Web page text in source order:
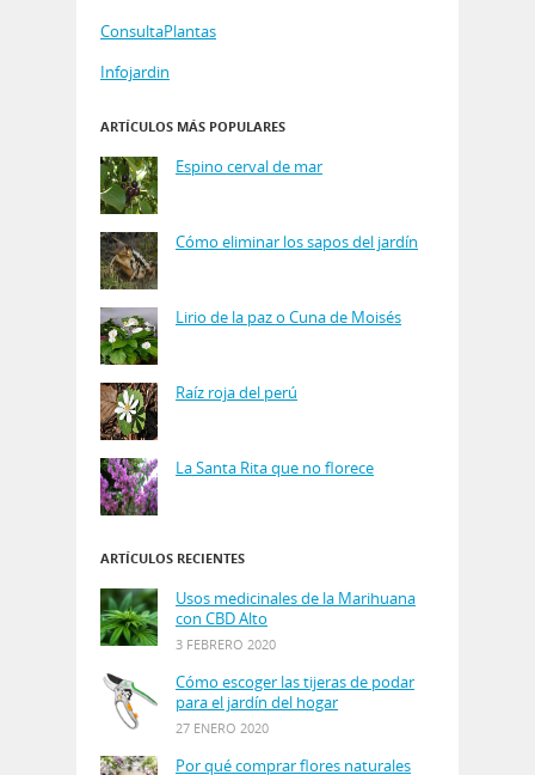
ConsultaPlantas
Infojardin
ARTÍCULOS MÁS POPULARES
Espino cerval de mar
Cómo eliminar los sapos del jardín
Lirio de la paz o Cuna de Moisés
Raíz roja del perú
La Santa Rita que no florece
ARTÍCULOS RECIENTES
Usos medicinales de la Marihuana
con CBD Alto
3 FEBRERO 2020
Cómo escoger las tijeras de podar
para el jardín del hogar
27 ENERO 2020
Por qué comprar flores naturales